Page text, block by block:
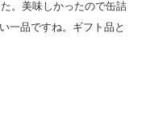
。美味しかったので缶詰
一品ですね。ギフト品と